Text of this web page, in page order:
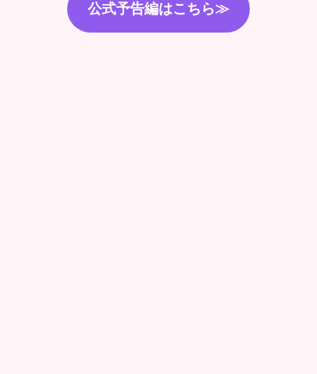
公式予告編はこちら≫